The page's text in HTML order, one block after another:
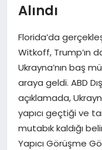
Alındı
Florida’da
Witkoff, Trump’ın
Ukrayna’nın baş
araya geldi. ABD
açıklamada,
yapıcı geçtiği ve
mutabık kaldığı
Yapıcı Görüşme